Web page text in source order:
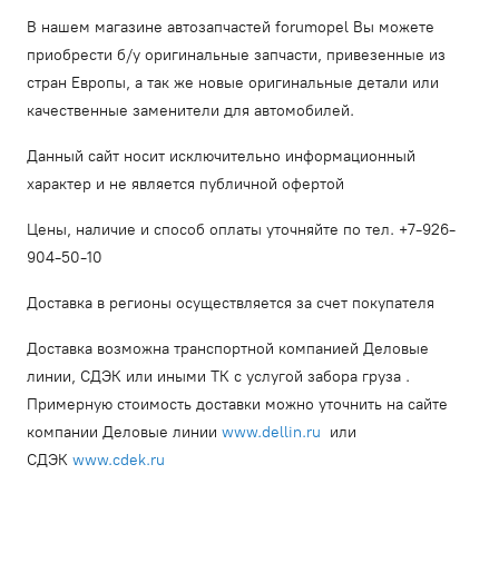
В нашем магазине автозапчастей forumopel Вы можете
приобрести б/у оригинальные запчасти, привезенные из
стран Европы, а так же новые оригинальные детали или
качественные заменители для автомобилей.
Данный сайт носит исключительно информационный
характер и не является публичной офертой
Цены, наличие и способ оплаты уточняйте по тел. +7-926-
904-50-10
Доставка в регионы осуществляется за счет покупателя
Доставка возможна транспортной компанией Деловые
линии, СДЭК или иными ТК с услугой забора груза .
Примерную стоимость доставки можно уточнить на сайте
компании Деловые линии www.dellin.ru или
СДЭК www.cdek.ru